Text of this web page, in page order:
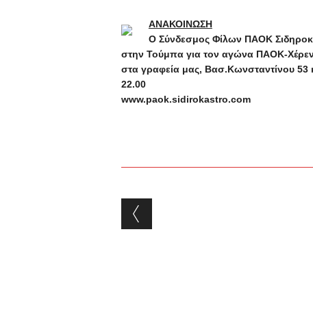
ΑΝΑΚΟΙΝΩΣΗ
Ο Σύνδεσμος Φίλων ΠΑΟΚ
στην Τούμπα για τον αγώνα ΠΑΟΚ-
στα γραφεία μας, Βασ.Κωνσταντίνου 53
22.00
www.paok.sidirokastro.com
Post navigation